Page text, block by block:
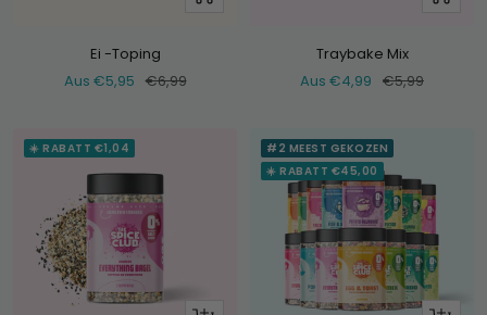
Ei -Toping
Verkaufspreis
Aus €5,95 Normaler
€6,99
Traybake Mix
Verkaufspreis
Aus €4,99 Normaler
€5,99
☀️ RABATT €1,04
#2 MEEST GEKOZEN
☀️ RABATT €45,00